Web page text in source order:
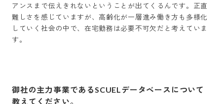
アンスまで伝えきれないということが出てくるんです。正直
難しさを感じていますが、高齢化が一層進み働き方も多様化
していく社会の中で、在宅勤務は必要不可欠だと考えていま
す。
御社の主力事業であるSCUELデータベースについて
教えてください。